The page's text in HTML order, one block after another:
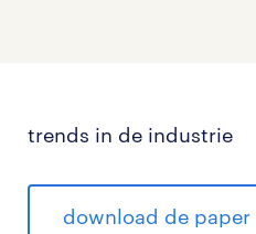
trends in de industrie
download de paper